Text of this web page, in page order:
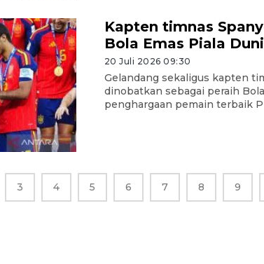
Kapten timnas
Bola Emas Piala
20 Juli 2026 09:30
Gelandang sekaligus kapten
dinobatkan sebagai peraih
penghargaan pemain terbaik
3 4 5 6 7 8 9
Pelanggan
sampai 8
1 Juni 2026 05:47